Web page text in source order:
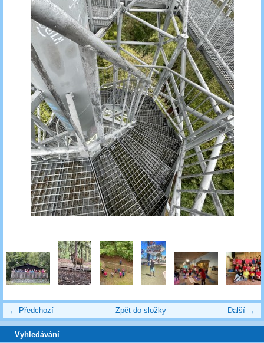
← Předchozí Další →
Zpět do složky
Vyhledávání